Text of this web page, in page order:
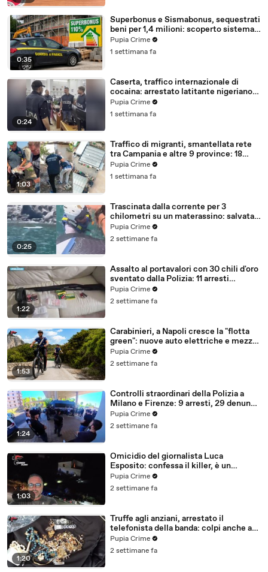
0:35
Superbonus e Sismabonus, sequestrati
beni per 1,4 milioni: scoperto sistema
con false abitazioni (29.07.26)
Pupia Crime
1 settimana fa
0:24
Caserta, traffico internazionale di
cocaina: arrestato latitante nigeriano
ricercato dal 2019 (28.07.26)
Pupia Crime
1 settimana fa
1:03
Traffico di migranti, smantellata rete
tra Campania e altre 9 province: 18
arresti (27.07.26)
Pupia Crime
1 settimana fa
0:25
Trascinata dalla corrente per 3
chilometri su un materassino: salvata
dalla Polizia (25.07.26)
Pupia Crime
2 settimane fa
1:22
Assalto al portavalori con 30 chili d'oro
sventato dalla Polizia: 11 arresti
(25.07.26)
Pupia Crime
2 settimane fa
1:53
Carabinieri, a Napoli cresce la "flotta
green": nuove auto elettriche e mezzi
sostenibili anche sulle isole (25.07.26)
Pupia Crime
2 settimane fa
1:24
Controlli straordinari della Polizia a
Milano e Firenze: 9 arresti, 29 denunce
e oltre 7mila persone identificate
(25.07.26)
Pupia Crime
2 settimane fa
1:03
Omicidio del giornalista Luca
Esposito: confessa il killer, è un
26enne tunisino (25.07.26)
Pupia Crime
2 settimane fa
1:20
Truffe agli anziani, arrestato il
telefonista della banda: colpi anche ad
Aversa, oltre 300mila euro il bottino
stimato (24.07.26)
Pupia Crime
2 settimane fa